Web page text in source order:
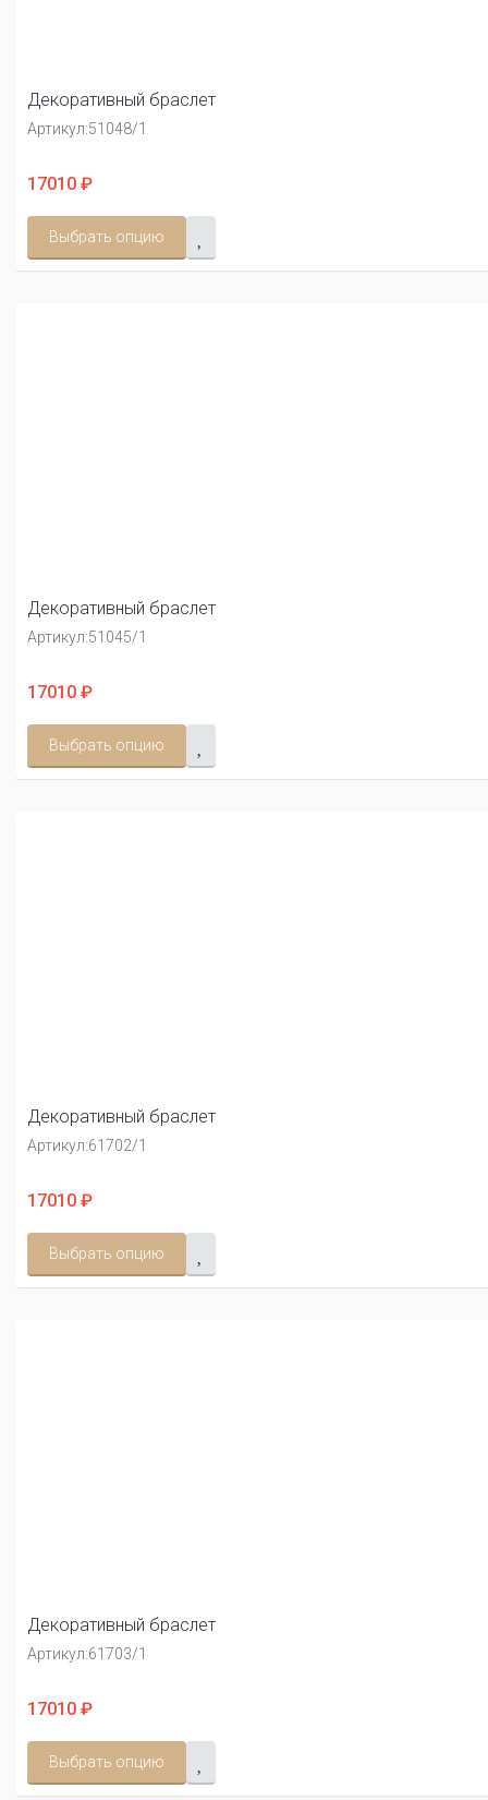
Декоративный браслет
Артикул:51048/1
17010 ₽
Выбрать опцию
Декоративный браслет
Артикул:51045/1
17010 ₽
Выбрать опцию
Декоративный браслет
Артикул:61702/1
17010 ₽
Выбрать опцию
Декоративный браслет
Артикул:61703/1
17010 ₽
Выбрать опцию